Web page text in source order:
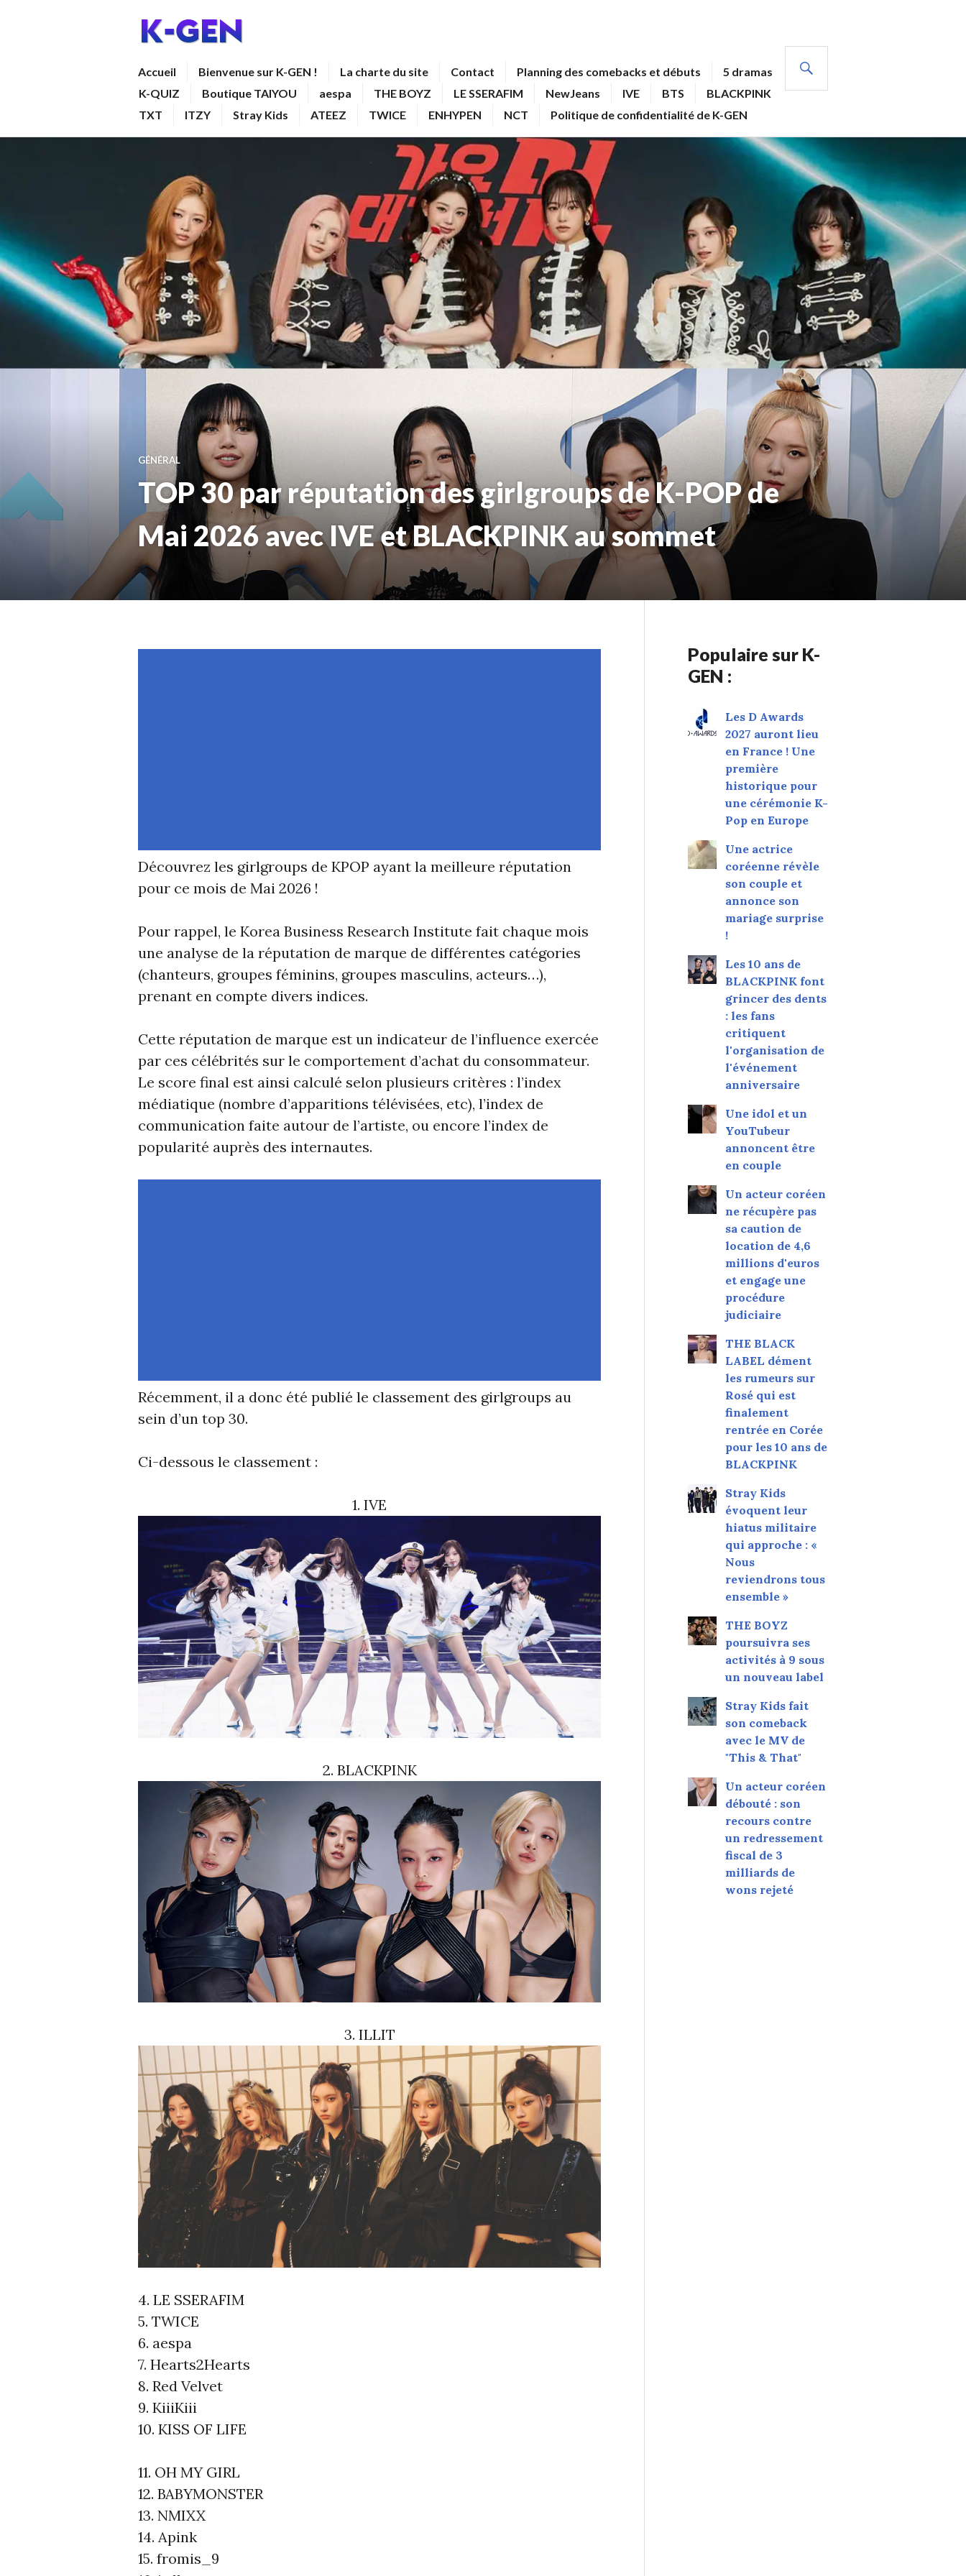
Accueil Bienvenue sur K-GEN ! La charte du site Contact Planning des comebacks et débuts
5 dramas
K-QUIZ
Boutique TAIYOU aespa THE BOYZ LE SSERAFIM NewJeans IVE BTS
BLACKPINK
TXT
ITZY Stray Kids ATEEZ TWICE ENHYPEN NCT Politique de confidentialité de K-GEN
GÉNÉRAL
TOP 30 par réputation des girlgroups de K-POP de
Mai 2026 avec IVE et BLACKPINK au sommet
Découvrez les girlgroups de KPOP ayant la meilleure réputation
pour ce mois de Mai 2026 !
Pour rappel, le Korea Business Research Institute fait chaque mois
une analyse de la réputation de marque de différentes catégories
(chanteurs, groupes féminins, groupes masculins, acteurs…),
prenant en compte divers indices.
Cette réputation de marque est un indicateur de l’influence exercée
par ces célébrités sur le comportement d’achat du consommateur.
Le score final est ainsi calculé selon plusieurs critères : l’index
médiatique (nombre d’apparitions télévisées, etc), l’index de
communication faite autour de l’artiste, ou encore l’index de
popularité auprès des internautes.
Récemment, il a donc été publié le classement des girlgroups au
sein d’un top 30.
Ci-dessous le classement :
1. IVE
2. BLACKPINK
3. ILLIT
4. LE SSERAFIM
5. TWICE
6. aespa
7. Hearts2Hearts
8. Red Velvet
9. KiiiKiii
10. KISS OF LIFE
11. OH MY GIRL
12. BABYMONSTER
13. NMIXX
14. Apink
15. fromis_9
Populaire sur K-
GEN :
Les D Awards
2027 auront lieu
en France ! Une
première
historique pour
une cérémonie K-
Pop en Europe
Une actrice
coréenne révèle
son couple et
annonce son
mariage surprise
!
Les 10 ans de
BLACKPINK font
grincer des dents
: les fans
critiquent
l'organisation de
l'événement
anniversaire
Une idol et un
YouTubeur
annoncent être
en couple
Un acteur coréen
ne récupère pas
sa caution de
location de 4,6
millions d'euros
et engage une
procédure
judiciaire
THE BLACK
LABEL dément
les rumeurs sur
Rosé qui est
finalement
rentrée en Corée
pour les 10 ans de
BLACKPINK
Stray Kids
évoquent leur
hiatus militaire
qui approche : «
Nous
reviendrons tous
ensemble »
THE BOYZ
poursuivra ses
activités à 9 sous
un nouveau label
Stray Kids fait
son comeback
avec le MV de
"This & That"
Un acteur coréen
débouté : son
recours contre
un redressement
fiscal de 3
milliards de
wons rejeté